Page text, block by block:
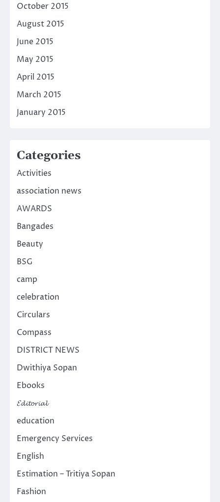
October 2015
August 2015
June 2015
May 2015
April 2015
March 2015
January 2015
Categories
Activities
association news
AWARDS
Bangades
Beauty
BSG
camp
celebration
Circulars
Compass
DISTRICT NEWS
Dwithiya Sopan
Ebooks
𝓔𝓭𝓲𝓽𝓸𝓻𝓲𝓪𝓵
education
Emergency Services
English
Estimation – Tritiya Sopan
Fashion